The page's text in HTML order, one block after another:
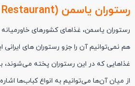
رستوران یاسمن (Yasmine Restaurant)
رستوران یاسمن، غذاهای کشورهای خاورمیانه
هم نمی‌توانیم آن را جزو رستوران های ایرانی
غذاهایی که در این رستوران پخته می‌شوند،
از میان آن‌ها می‌توانیم به انواع کباب‌ها